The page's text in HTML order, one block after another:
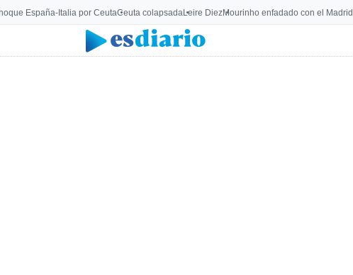
España-Italia por CeutaCeuta colapsadaLeire DiezMourinho enfadado con el Madrid